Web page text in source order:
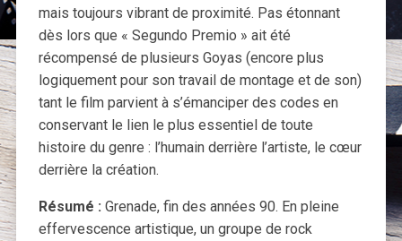
mais toujours vibrant de proximité. Pas étonnant
dès lors que « Segundo Premio » ait été
récompensé de plusieurs Goyas (encore plus
logiquement pour son travail de montage et de son)
tant le film parvient à s’émanciper des codes en
conservant le lien le plus essentiel de toute
histoire du genre : l’humain derrière l’artiste, le cœur
derrière la création.
Résumé : Grenade, fin des années 90. En pleine
effervescence artistique, un groupe de rock